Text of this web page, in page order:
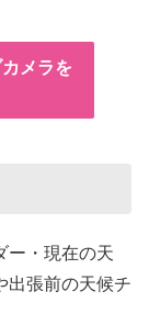
メラを
ー・現在の天
出張前の天候チ